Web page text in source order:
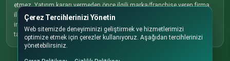
etmez. Yatırım kararı vermeden önce ilgili marka/franchise veren firma
ile doğrudan iletişime geçmenizi, tüm koşulları detaylı olarak
incelemenizi ve gerekli hukuki, mali ve ticari danışmanlığı almanızı
tavsiye ederiz.
Çerez Tercihlerinizi Yönetin
Web sitemizde deneyiminizi geliştirmek ve hizmetlerimizi
optimize etmek için çerezler kullanıyoruz. Aşağıdan tercihlerinizi
yönetebilirsiniz.